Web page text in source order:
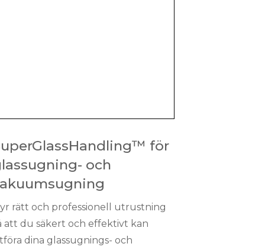
för
och
rätt och professionell utrustning
att du säkert och effektivt kan
dina glassugnings- och